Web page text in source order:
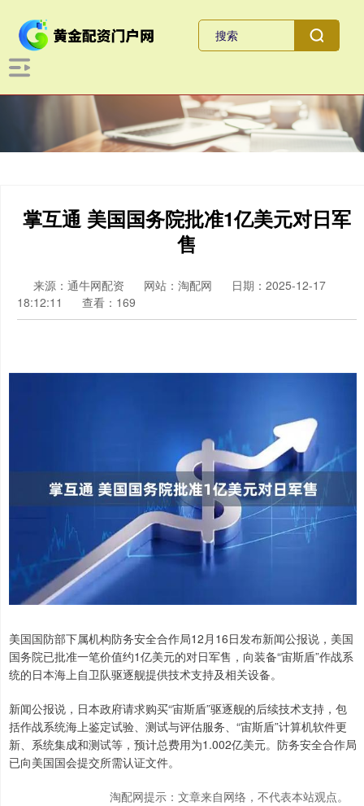
掌互通 美国国务院批准1亿美元对日军
售
来源：通牛网配资 网站：淘配网
日期：2025-12-17
18:12:11
查看：169
美国国防部下属机构防务安全合作局12月16日发布新闻公报说，美国
国务院已批准一笔价值约1亿美元的对日军售，向装备“宙斯盾”作战系
统的日本海上自卫队驱逐舰提供技术支持及相关设备。
新闻公报说，日本政府请求购买“宙斯盾”驱逐舰的后续技术支持，包
括作战系统海上鉴定试验、测试与评估服务、“宙斯盾”计算机软件更
新、系统集成和测试等，预计总费用为1.002亿美元。防务安全合作局
已向美国国会提交所需认证文件。
淘配网提示：文章来自网络，不代表本站观点。